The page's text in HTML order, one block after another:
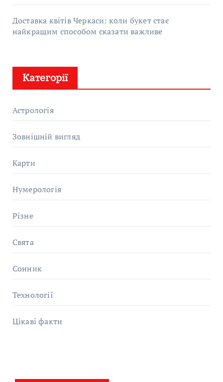
Доставка квітів Черкаси: коли букет стає
найкращим способом сказати важливе
Категорії
Астрологія
Зовнішній вигляд
Карти
Нумерологія
Різне
Свята
Сонник
Технології
Цікаві факти